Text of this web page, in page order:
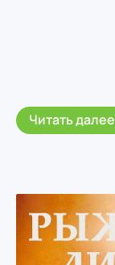
Читать далее